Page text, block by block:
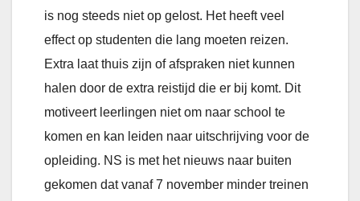
is nog steeds niet op gelost. Het heeft veel
effect op studenten die lang moeten reizen.
Extra laat thuis zijn of afspraken niet kunnen
halen door de extra reistijd die er bij komt. Dit
motiveert leerlingen niet om naar school te
komen en kan leiden naar uitschrijving voor de
opleiding. NS is met het nieuws naar buiten
gekomen dat vanaf 7 november minder treinen